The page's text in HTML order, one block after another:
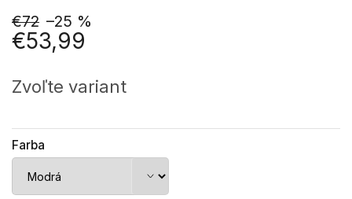
€72 –25 %
€53,99
cena:
Zvoľte variant
Farba